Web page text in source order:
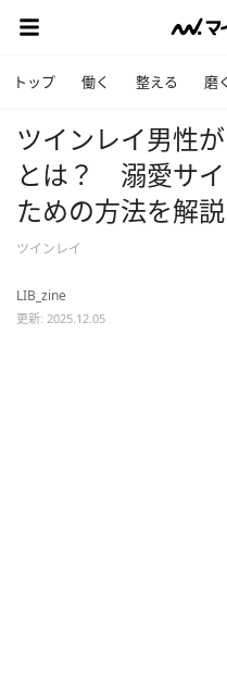
トップ 働く 整える 磨く
ツインレイ男性
とは？ 溺愛サイ
ための方法を解説
ツインレイ
LIB_zine
更新: 2025.12.05